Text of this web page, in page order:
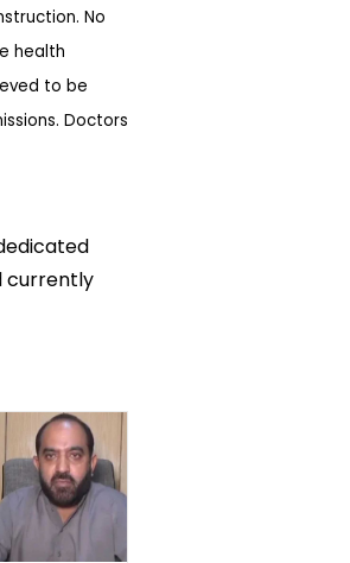
No
health
to be
Doctors
currently